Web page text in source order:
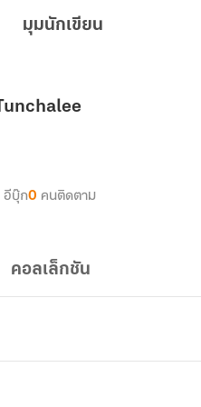
มุมนักเขียน
อีบุ๊ก0 คนติดตาม
คอลเล็กชัน